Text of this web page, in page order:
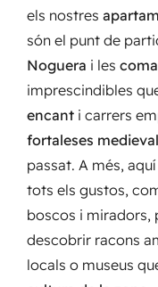
els nostres
són el punt de
Noguera i les
imprescindibles
encant i carrers
fortaleses
passat. A més,
tots els gustos,
boscos i miradors,
descobrir racons
locals o museus